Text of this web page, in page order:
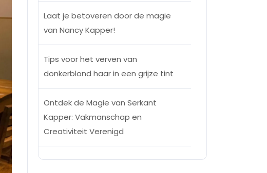
Laat je betoveren door de magie
van Nancy Kapper!
Tips voor het verven van
donkerblond haar in een grijze tint
Ontdek de Magie van Serkant
Kapper: Vakmanschap en
Creativiteit Verenigd